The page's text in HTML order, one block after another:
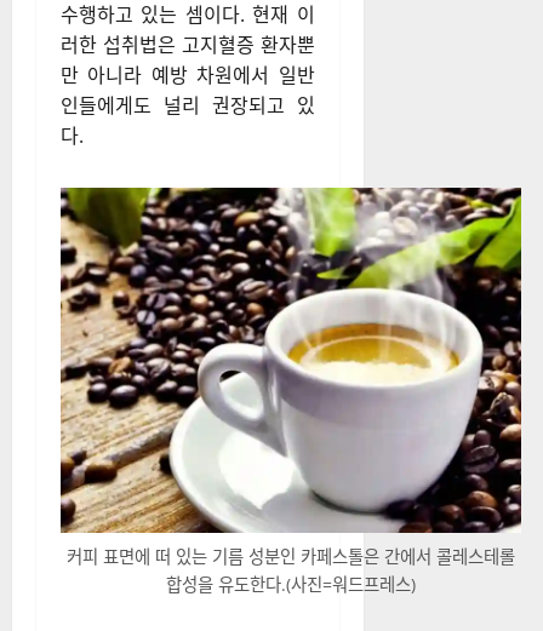
수행하고 있는 셈이다. 현재 이
러한 섭취법은 고지혈증 환자뿐
만 아니라 예방 차원에서 일반
인들에게도 널리 권장되고 있
다.
커피 표면에 떠 있는 기름 성분인 카페스톨은 간에서 콜레스테롤
합성을 유도한다.(사진=워드프레스)